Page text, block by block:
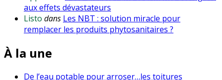
aux effets dévastateurs
Listo dans Les NBT : solution miracle pour
remplacer les produits phytosanitaires ?
À la une
De l’eau potable pour arroser…les toitures